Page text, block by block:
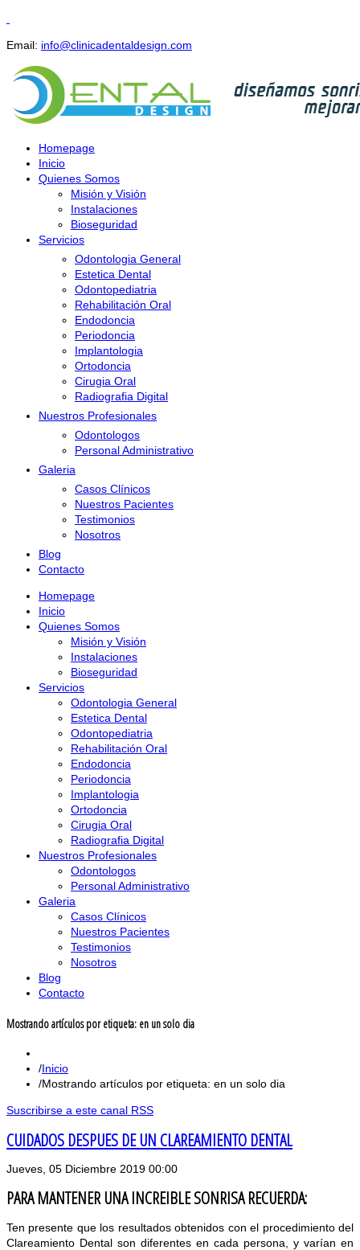
Email: info@clinicadentaldesign.com
Homepage
Inicio
Quienes Somos
Misión y Visión
Instalaciones
Bioseguridad
Servicios
Odontologia General
Estetica Dental
Odontopediatria
Rehabilitación Oral
Endodoncia
Periodoncia
Implantologia
Ortodoncia
Cirugia Oral
Radiografia Digital
Nuestros Profesionales
Odontologos
Personal Administrativo
Galeria
Casos Clínicos
Nuestros Pacientes
Testimonios
Nosotros
Blog
Contacto
Homepage
Inicio
Quienes Somos
Misión y Visión
Instalaciones
Bioseguridad
Servicios
Odontologia General
Estetica Dental
Odontopediatria
Rehabilitación Oral
Endodoncia
Periodoncia
Implantologia
Ortodoncia
Cirugia Oral
Radiografia Digital
Nuestros Profesionales
Odontologos
Personal Administrativo
Galeria
Casos Clínicos
Nuestros Pacientes
Testimonios
Nosotros
Blog
Contacto
Mostrando artículos por etiqueta: en un solo dia
Inicio
Mostrando artículos por etiqueta: en un solo dia
Suscribirse a este canal RSS
CUIDADOS DESPUES DE UN CLAREAMIENTO DENTAL
Jueves, 05 Diciembre 2019 00:00
PARA MANTENER UNA INCREIBLE SONRISA RECUERDA:
Ten presente que los resultados obtenidos con el procedimiento del
Clareamiento Dental son diferentes en cada persona, y varían en